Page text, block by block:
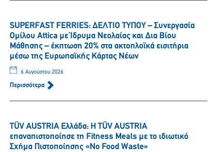
SUPERFAST FERRIES: ΔΕΛΤΙΟ ΤΥΠΟΥ – Συνεργασία
Ομίλου Attica με Ίδρυμα Νεολαίας και Δια Βίου
Μάθησης – έκπτωση 20% στα ακτοπλοϊκά εισιτήρια
μέσω της Ευρωπαϊκής Κάρτας Νέων
6 Αυγούστου 2026
Περισσότερα
TÜV AUSTRIA Ελλάδα: Η TÜV AUSTRIA
επαναπιστοποίησε τη Fitness Meals με το ιδιωτικό
Σχήμα Πιστοποίησης «No Food Waste»